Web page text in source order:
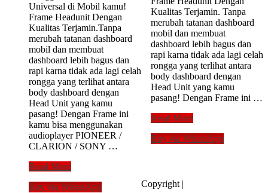
Universal di Mobil kamu!
Frame Headunit Dengan
Kualitas Terjamin.Tanpa
merubah tatanan dashboard
mobil dan membuat
dashboard lebih bagus dan
rapi karna tidak ada lagi celah
rongga yang terlihat antara
body dashboard dengan
Head Unit yang kamu
pasang! Dengan Frame ini
kamu bisa menggunakan
audioplayer PIONEER /
CLARION / SONY …
Frame
din
Read More
Buy via WhatsApp
Kualitas Terjamin. Tanpa
merubah tatanan dashboard
mobil dan membuat
dashboard lebih bagus dan
rapi karna tidak ada lagi celah
rongga yang terlihat antara
body dashboard dengan
Head Unit yang kamu
pasang! Dengan Frame ini …
Frame
Din
Read More
Buy via WhatsApp
Copyright |